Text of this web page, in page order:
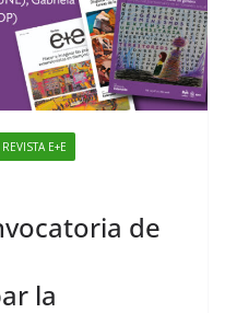
REVISTA E+E
de
la